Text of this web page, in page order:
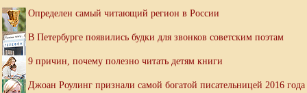
Определен самый читающий регион в России
В Петербурге появились будки для звонков советским поэтам
9 причин, почему полезно читать детям книги
Джоан Роулинг признали самой богатой писательницей 2016 года